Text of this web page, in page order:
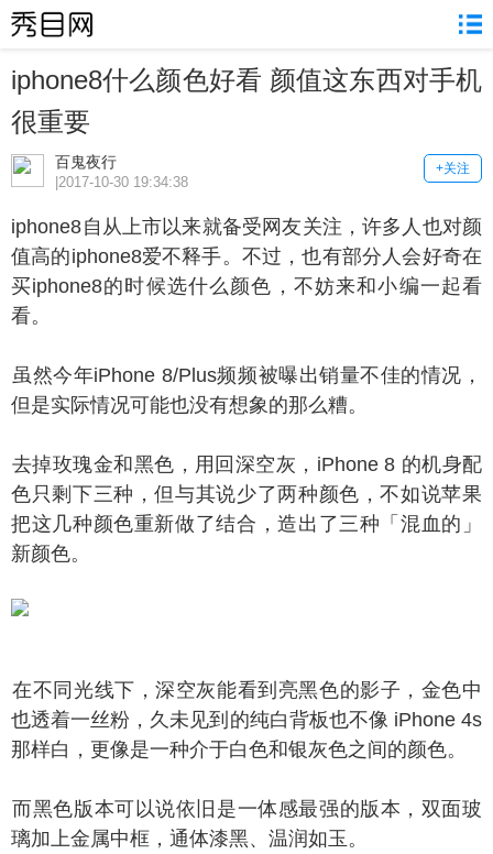
iphone8什么颜色好看 颜值这东西对手机
很重要
百鬼夜行 +关注
|2017-10-30 19:34:38
自从上市以来就备受网友关注，许多人也对颜
值高的iphone8爱不释手。不过，也有部分人会好奇在
买iphone8的时候选什么颜色，不妨来和小编一起看
看。
今年iPhone 8/Plus频频被曝出销量不佳的情况，
但是实际情况可能也没有想象的那么糟。
玫瑰金和黑色，用回深空灰，iPhone 8 的机身配
色只剩下三种，但与其说少了两种颜色，不如说苹果
把这几种颜色重新做了结合，造出了三种「混血的」
新颜色。
同光线下，深空灰能看到亮黑色的影子，金色中
也透着一丝粉，久未见到的纯白背板也不像 iPhone 4s
那样白，更像是一种介于白色和银灰色之间的颜色。
色版本可以说依旧是一体感最强的版本，双面玻
璃加上金属中框，通体漆黑、温润如玉。